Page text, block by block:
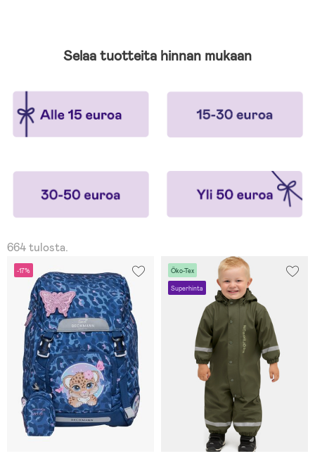
Selaa tuotteita hinnan mukaan
664 tulosta.
-17% Öko-Tex
Superhinta